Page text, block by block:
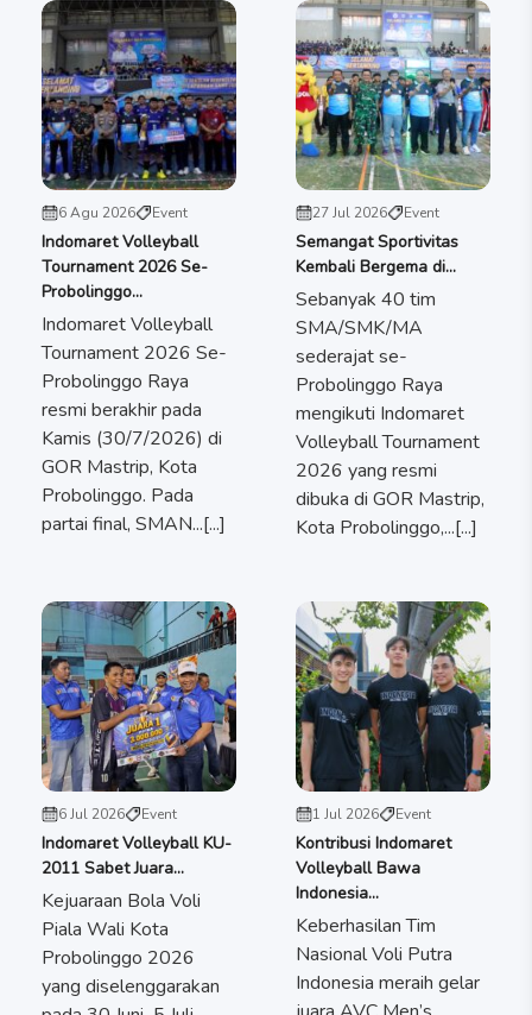
6 Agu 2026 Event
Indomaret Volleyball
Tournament 2026 Se-
Probolinggo...
Indomaret Volleyball
Tournament 2026 Se-
Probolinggo Raya
resmi berakhir pada
Kamis (30/7/2026) di
GOR Mastrip, Kota
Probolinggo. Pada
partai final, SMAN...[...]
27 Jul 2026 Event
Semangat Sportivitas
Kembali Bergema di...
Sebanyak 40 tim
SMA/SMK/MA
sederajat se-
Probolinggo Raya
mengikuti Indomaret
Volleyball Tournament
2026 yang resmi
dibuka di GOR Mastrip,
Kota Probolinggo,...[...]
6 Jul 2026 Event
Indomaret Volleyball KU-
2011 Sabet Juara...
Kejuaraan Bola Voli
Piala Wali Kota
Probolinggo 2026
yang diselenggarakan
1 Jul 2026 Event
Kontribusi Indomaret
Volleyball Bawa
Indonesia...
Keberhasilan Tim
Nasional Voli Putra
Indonesia meraih gelar